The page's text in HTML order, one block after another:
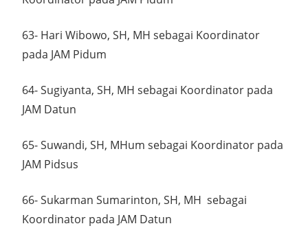
63- Hari Wibowo, SH, MH sebagai Koordinator
pada JAM Pidum
64- Sugiyanta, SH, MH sebagai Koordinator pada
JAM Datun
65- Suwandi, SH, MHum sebagai Koordinator pada
JAM Pidsus
66- Sukarman Sumarinton, SH, MH sebagai
Koordinator pada JAM Datun